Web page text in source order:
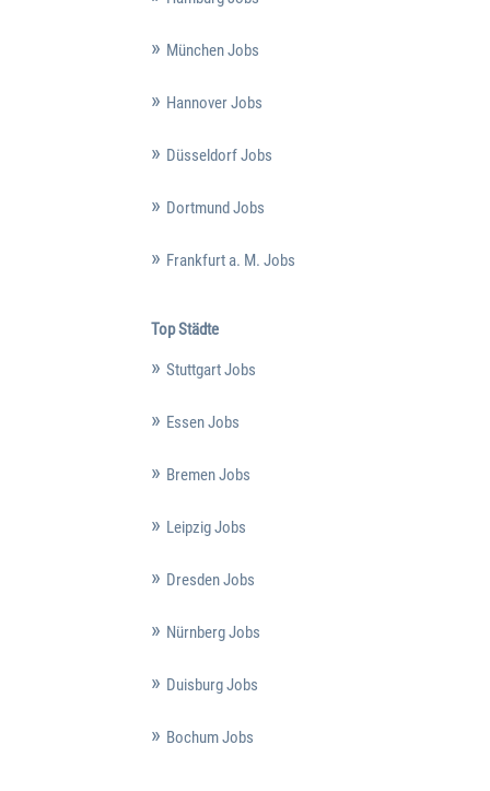
München Jobs
Hannover Jobs
Düsseldorf Jobs
Dortmund Jobs
Frankfurt a. M. Jobs
Top Städte
Stuttgart Jobs
Essen Jobs
Bremen Jobs
Leipzig Jobs
Dresden Jobs
Nürnberg Jobs
Duisburg Jobs
Bochum Jobs